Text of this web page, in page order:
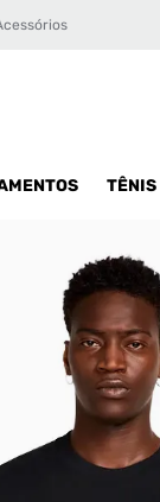
TÊNIS
SS Masculina